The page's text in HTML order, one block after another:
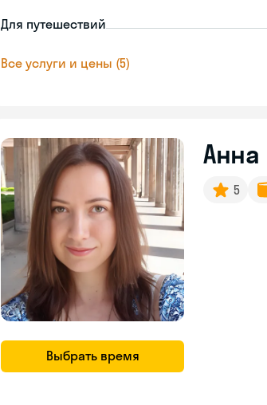
Для путешествий
Все услуги и цены (5)
Выбрать время
Анна
5